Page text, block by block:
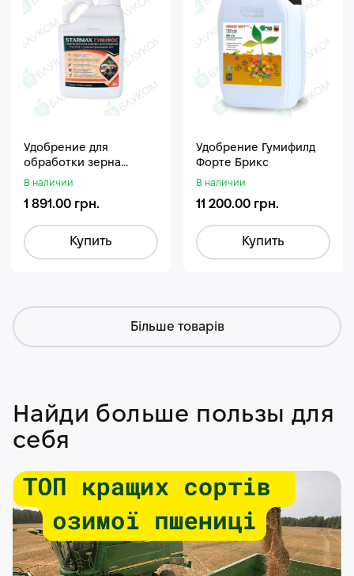
Удобрение для
обработки зерна
Стармакс Гумифос
В наличии
1 891.00 грн.
Купить
Удобрение Гумифилд
Форте Брикс
В наличии
11 200.00 грн.
Купить
Більше товарів
Найди больше пользы для
себя